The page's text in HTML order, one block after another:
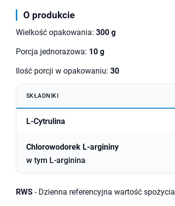
O produkcie
Wielkość opakowania: 300 g
Porcja jednorazowa: 10 g
Ilość porcji w opakowaniu: 30
SKŁADNIKI
L-Cytrulina
Chlorowodorek L-argininy
w tym L-arginina
RWS - Dzienna referencyjna wartość spożycia